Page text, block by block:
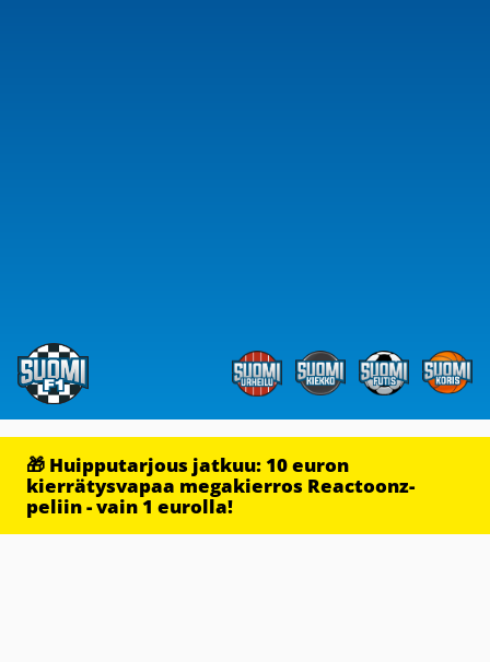
🎁 Huipputarjous jatkuu: 10 euron
kierrätysvapaa megakierros Reactoonz-
peliin - vain 1 eurolla!